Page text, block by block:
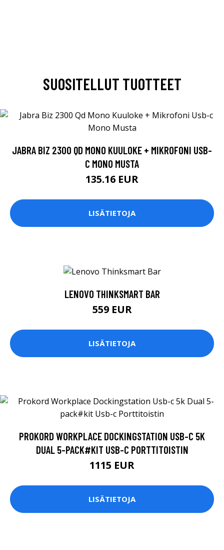
SUOSITELLUT TUOTTEET
JABRA BIZ 2300 QD MONO KUULOKE + MIKROFONI USB-
C MONO MUSTA
135.16 EUR
LISÄTIETOJA
LENOVO THINKSMART BAR
559 EUR
LISÄTIETOJA
PROKORD WORKPLACE DOCKINGSTATION USB-C 5K
DUAL 5-PACK#KIT USB-C PORTTITOISTIN
1115 EUR
LISÄTIETOJA